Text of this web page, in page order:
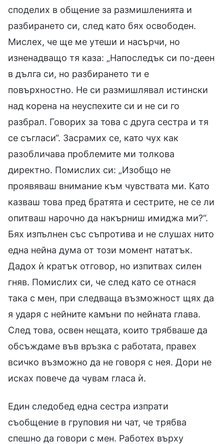
споделих в общение за размишленията и
разбирането си, след като бях освободен.
Мислех, че ще ме утеши и насърчи, но
изненадващо тя каза: „Напоследък си по-деен
в дълга си, но разбирането ти е
повърхностно. Не си размишлявал истински
над корена на неуспехите си и не си го
разбрал. Говорих за това с друга сестра и тя
се съгласи“. Засрамих се, като чух как
разобличава проблемите ми толкова
директно. Помислих си: „Изобщо не
проявяваш внимание към чувствата ми. Като
казваш това пред братята и сестрите, не се ли
опитваш нарочно да накърниш имиджа ми?“.
Бях изпълнен със съпротива и не слушах нито
една нейна дума от този момент нататък.
Дадох ѝ кратък отговор, но изпитвах силен
гняв. Помислих си, че след като се отнася
така с мен, при следваща възможност щях да
я ударя с нейните камъни по нейната глава.
След това, освен нещата, които трябваше да
обсъждаме във връзка с работата, правех
всичко възможно да не говоря с нея. Дори не
исках повече да чувам гласа ѝ.
Един следобед една сестра изпрати
съобщение в груповия ни чат, че трябва
спешно да говори с мен. Работех върху